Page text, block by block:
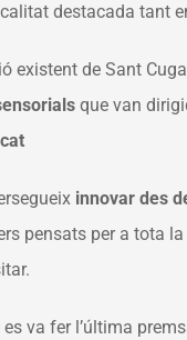
destacada tant
existent de Sant
que van
innovar des
pensats per a tota
es va fer l’última